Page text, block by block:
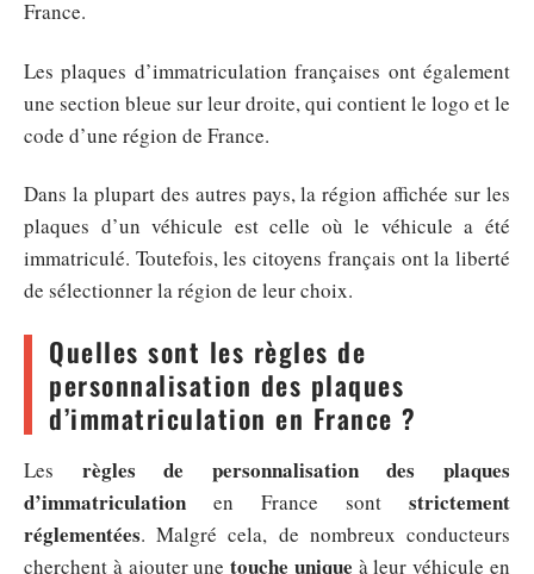
France.
Les plaques d’immatriculation françaises ont également
une section bleue sur leur droite, qui contient le logo et le
code d’une région de France.
Dans la plupart des autres pays, la région affichée sur les
plaques d’un véhicule est celle où le véhicule a été
immatriculé. Toutefois, les citoyens français ont la liberté
de sélectionner la région de leur choix.
Quelles sont les règles de
personnalisation des plaques
d’immatriculation en France ?
Les règles de personnalisation des plaques
d’immatriculation en France sont strictement
réglementées. Malgré cela, de nombreux conducteurs
cherchent à ajouter unetouche unique à leur véhicule en